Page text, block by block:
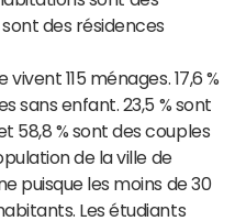
des résidences
115 ménages. 17,6 %
sans enfant. 23,5 % sont
58,8 % sont des couples
de la ville de
puisque les moins de 30
Les étudiants